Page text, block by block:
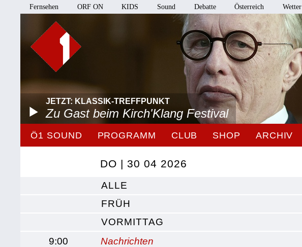
Fernsehen ORF ON KIDS Sound Debatte Österreich Wetter
JETZT: KLASSIK-TREFFPUNKT
Zu Gast beim Kirch'Klang Festival
Ö1 SOUND PROGRAMM CLUB SHOP ARCHIV
DO | 30 04 2026
ALLE
FRÜH
VORMITTAG
9:00
Nachrichten